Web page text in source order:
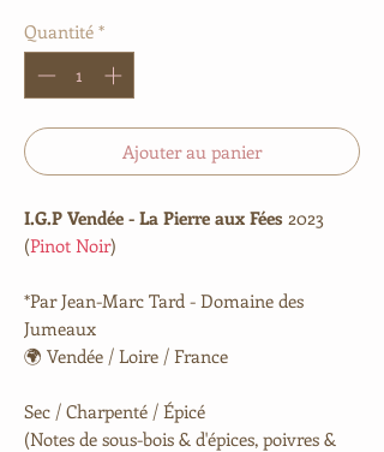
Quantité *
Ajouter au panier
I.G.P Vendée - La Pierre aux Fées 2023
(Pinot Noir)
*Par Jean-Marc Tard - Domaine des
Jumeaux
🌍 Vendée / Loire / France
Sec / Charpenté / Épicé
(Notes de sous-bois & d'épices, poivres &